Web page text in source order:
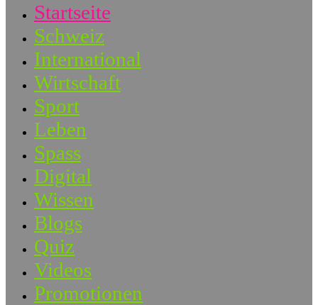
Startseite
Schweiz
International
Wirtschaft
Sport
Leben
Spass
Digital
Wissen
Blogs
Quiz
Videos
Promotionen